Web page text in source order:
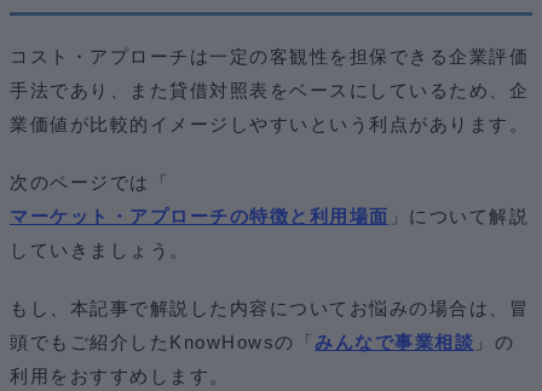
コスト・アプローチは一定の客観性を担保できる企業評価
手法であり、また貸借対照表をベースにしているため、企
業価値が比較的イメージしやすいという利点があります。
次のページでは「
マーケット・アプローチの特徴と利用場面 」について解説
していきましょう。
もし、本記事で解説した内容についてお悩みの場合は、冒
頭でもご紹介したKnowHowsの「みんなで事業相談 」の
利用をおすすめします。